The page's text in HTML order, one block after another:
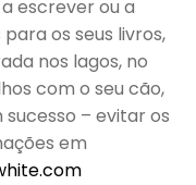
escrever ou a
os seus livros,
nos lagos, no
com o seu cão,
– evitar os
em